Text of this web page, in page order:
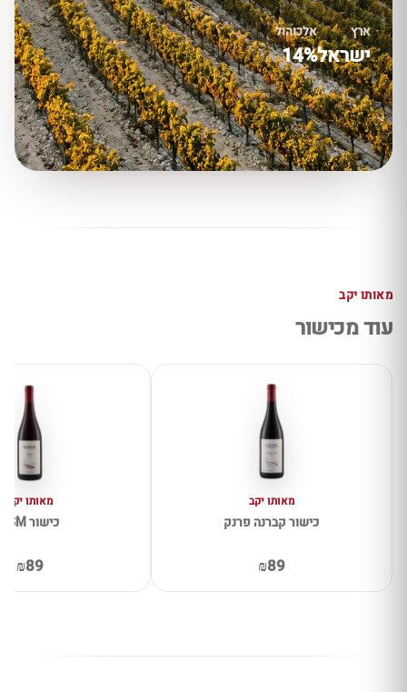
ארץ
ישראל
אלכוהול
14%
מאותו יקב
עוד מכישור
מאותו יקב
כישור קברנה פרנק
₪89
מאותו יקב
כישור GSM
₪89